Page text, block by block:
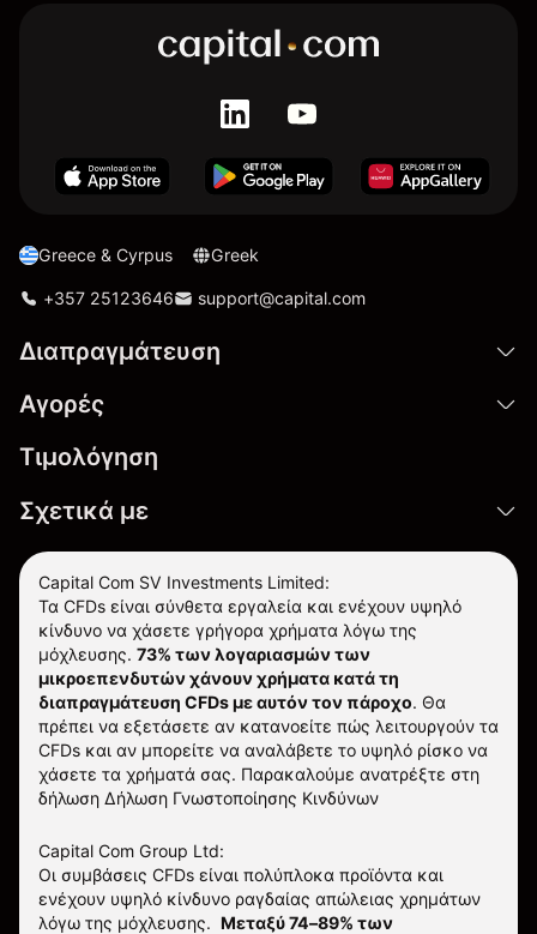
Greece & Cyrpus Greek
+357 25123646 support@capital.com
Διαπραγμάτευση
Αγορές
Τιμολόγηση
Σχετικά με
Capital Com SV Investments Limited:
Τα CFDs είναι σύνθετα εργαλεία και ενέχουν υψηλό
κίνδυνο να χάσετε γρήγορα χρήματα λόγω της
μόχλευσης. 73% των λογαριασμών των
μικροεπενδυτών χάνουν χρήματα κατά τη
διαπραγμάτευση CFDs με αυτόν τον πάροχο. Θα
πρέπει να εξετάσετε αν κατανοείτε πώς λειτουργούν τα
CFDs και αν μπορείτε να αναλάβετε το υψηλό ρίσκο να
χάσετε τα χρήματά σας. Παρακαλούμε ανατρέξτε στη
δήλωση Δήλωση Γνωστοποίησης Κινδύνων
Capital Com Group Ltd:
Οι συμβάσεις CFDs είναι πολύπλοκα προϊόντα και
ενέχουν υψηλό κίνδυνο ραγδαίας απώλειας χρημάτων
λόγω της μόχλευσης. Μεταξύ 74–89% των